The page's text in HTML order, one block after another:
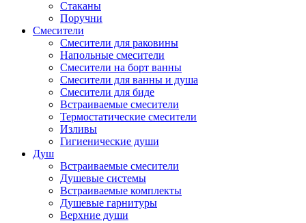
Стаканы
Поручни
Смесители
Смесители для раковины
Напольные смесители
Смесители на борт ванны
Смесители для ванны и душа
Смесители для биде
Встраиваемые смесители
Термостатические смесители
Изливы
Гигиенические души
Душ
Встраиваемые смесители
Душевые системы
Встраиваемые комплекты
Душевые гарнитуры
Верхние души